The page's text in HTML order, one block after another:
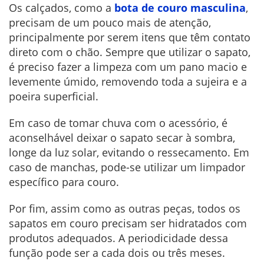
Os calçados, como a bota de couro masculina,
precisam de um pouco mais de atenção,
principalmente por serem itens que têm contato
direto com o chão. Sempre que utilizar o sapato,
é preciso fazer a limpeza com um pano macio e
levemente úmido, removendo toda a sujeira e a
poeira superficial.
Em caso de tomar chuva com o acessório, é
aconselhável deixar o sapato secar à sombra,
longe da luz solar, evitando o ressecamento. Em
caso de manchas, pode-se utilizar um limpador
específico para couro.
Por fim, assim como as outras peças, todos os
sapatos em couro precisam ser hidratados com
produtos adequados. A periodicidade dessa
função pode ser a cada dois ou três meses.